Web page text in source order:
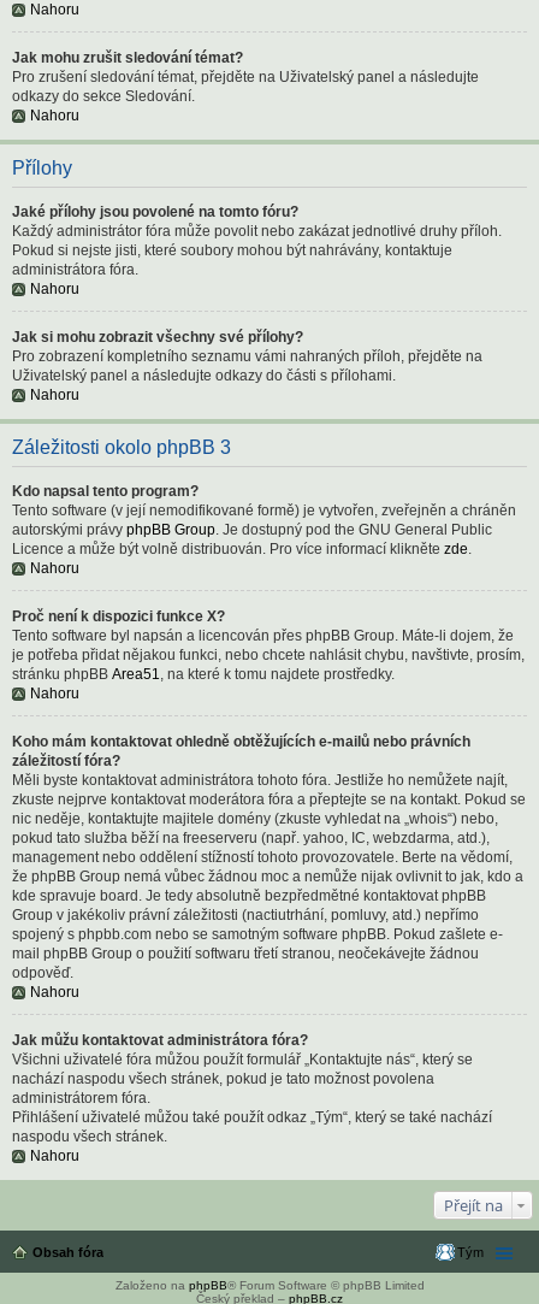
Nahoru
Jak mohu zrušit sledování témat?
Pro zrušení sledování témat, přejděte na Uživatelský panel a následujte
odkazy do sekce Sledování.
Nahoru
Přílohy
Jaké přílohy jsou povolené na tomto fóru?
Každý administrátor fóra může povolit nebo zakázat jednotlivé druhy příloh.
Pokud si nejste jisti, které soubory mohou být nahrávány, kontaktuje
administrátora fóra.
Nahoru
Jak si mohu zobrazit všechny své přílohy?
Pro zobrazení kompletního seznamu vámi nahraných příloh, přejděte na
Uživatelský panel a následujte odkazy do části s přílohami.
Nahoru
Záležitosti okolo phpBB 3
Kdo napsal tento program?
Tento software (v její nemodifikované formě) je vytvořen, zveřejněn a chráněn
autorskými právy phpBB Group. Je dostupný pod the GNU General Public
Licence a může být volně distribuován. Pro více informací klikněte zde.
Nahoru
Proč není k dispozici funkce X?
Tento software byl napsán a licencován přes phpBB Group. Máte-li dojem, že
je potřeba přidat nějakou funkci, nebo chcete nahlásit chybu, navštivte, prosím,
stránku phpBB Area51, na které k tomu najdete prostředky.
Nahoru
Koho mám kontaktovat ohledně obtěžujících e-mailů nebo právních
záležitostí fóra?
Měli byste kontaktovat administrátora tohoto fóra. Jestliže ho nemůžete najít,
zkuste nejprve kontaktovat moderátora fóra a přeptejte se na kontakt. Pokud se
nic neděje, kontaktujte majitele domény (zkuste vyhledat na „whois“) nebo,
pokud tato služba běží na freeserveru (např. yahoo, IC, webzdarma, atd.),
management nebo oddělení stížností tohoto provozovatele. Berte na vědomí,
že phpBB Group nemá vůbec žádnou moc a nemůže nijak ovlivnit to jak, kdo a
kde spravuje board. Je tedy absolutně bezpředmětné kontaktovat phpBB
Group v jakékoliv právní záležitosti (nactiutrhání, pomluvy, atd.) nepřímo
spojený s phpbb.com nebo se samotným software phpBB. Pokud zašlete e-
mail phpBB Group o použití softwaru třetí stranou, neočekávejte žádnou
odpověď.
Nahoru
Jak můžu kontaktovat administrátora fóra?
Všichni uživatelé fóra můžou použít formulář „Kontaktujte nás“, který se
nachází naspodu všech stránek, pokud je tato možnost povolena
administrátorem fóra.
Přihlášení uživatelé můžou také použít odkaz „Tým“, který se také nachází
naspodu všech stránek.
Nahoru
Přejít na
Obsah fóra Tým
Založeno na phpBB® Forum Software © phpBB Limited
Český překlad – phpBB.cz